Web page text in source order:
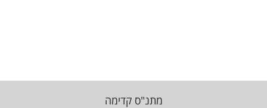
מתנ"ס קדימה